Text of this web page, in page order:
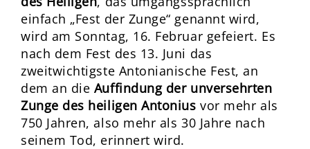
einfach „Fest der Zunge“ genannt wird,
wird am Sonntag, 16. Februar gefeiert. Es
nach dem Fest des 13. Juni das
zweitwichtigste Antonianische Fest, an
dem an die Auffindung der unversehrten
Zunge des heiligen Antonius vor mehr als
750 Jahren, also mehr als 30 Jahre nach
seinem Tod, erinnert wird.